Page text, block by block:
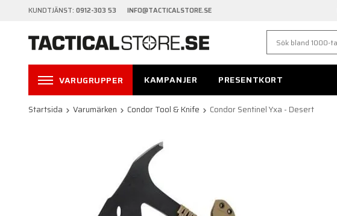
KUNDTJÄNST: 0912-303 53 INFO@TACTICALSTORE.SE
VARUGRUPPER KAMPANJER PRESENTKORT
Startsida Varumärken Condor Tool & Knife Condor Sentinel Yxa - Desert